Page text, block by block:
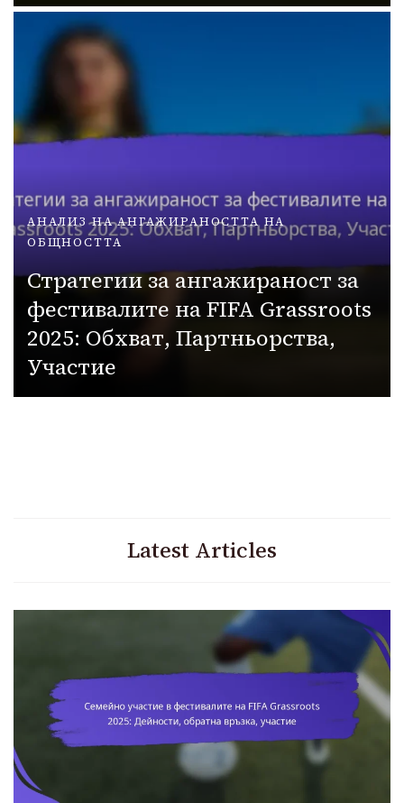
АНАЛИЗ НА АНГАЖИРАНОСТТА НА
ОБЩНОСТТА
Стратегии за ангажираност за
фестивалите на FIFA Grassroots
2025: Обхват, Партньорства,
Участие
Latest Articles